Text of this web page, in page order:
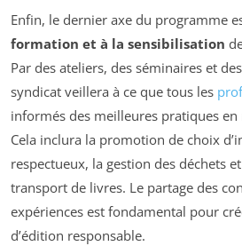
Enfin, le dernier axe du programme
formation et à la sensibilisation
Par des ateliers, des séminaires et
syndicat veillera à ce que tous les
informés des meilleures pratiques
Cela inclura la promotion de choix
respectueux, la gestion des déchets
transport de livres. Le partage des
expériences est fondamental pour
d’édition responsable.